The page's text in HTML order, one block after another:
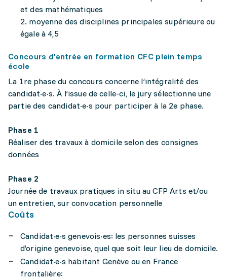
et des mathématiques
2. moyenne des disciplines principales supérieure ou
égale à 4,5
Concours d'entrée en formation CFC plein temps
école
La 1re phase du concours concerne l’intégralité des
candidat·e·s. À l’issue de celle-ci, le jury sélectionne une
partie des candidat·e·s pour participer à la 2e phase.
Phase 1
Réaliser des travaux à domicile selon des consignes
données
Phase 2
Journée de travaux pratiques in situ au CFP Arts et/ou
un ent­re­­tien, sur convocation personnelle
Coûts
Candidat·e·s genevois·es: les personnes suisses
d’origine genevoise, quel que soit leur lieu de domicile.
Candidat·e·s habitant Genève ou en France
frontalière: